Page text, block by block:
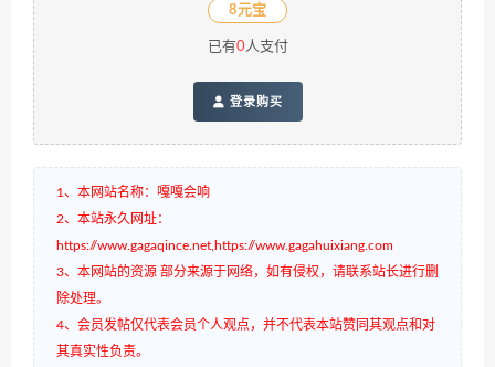
8元宝
已有0人支付
登录购买
1、本网站名称：嘎嘎会响
2、本站永久网址：
https://www.gagaqince.net,https://www.gagahuixiang.com
3、本网站的资源 部分来源于网络，如有侵权，请联系站长进行删
除处理。
4、会员发帖仅代表会员个人观点，并不代表本站赞同其观点和对
其真实性负责。